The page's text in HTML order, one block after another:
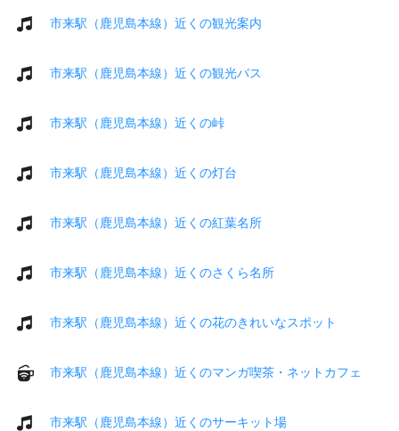
市来駅（鹿児島本線）近くの観光案内
市来駅（鹿児島本線）近くの観光バス
市来駅（鹿児島本線）近くの峠
市来駅（鹿児島本線）近くの灯台
市来駅（鹿児島本線）近くの紅葉名所
市来駅（鹿児島本線）近くのさくら名所
市来駅（鹿児島本線）近くの花のきれいなスポット
市来駅（鹿児島本線）近くのマンガ喫茶・ネットカフェ
市来駅（鹿児島本線）近くのサーキット場